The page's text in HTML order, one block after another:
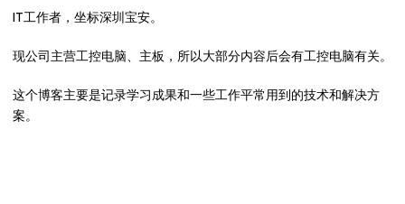
IT工作者，坐标深圳宝安。
现公司主营工控电脑、主板，所以大部分内容后会有工控电脑有关。
这个博客主要是记录学习成果和一些工作平常用到的技术和解决方
案。